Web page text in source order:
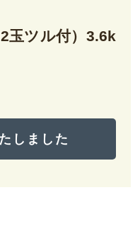
玉ツル付）3.6k
しました